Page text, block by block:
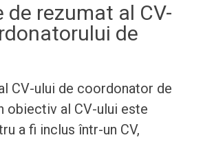
de rezumat al CV-
de
CV-ului de coordonator de
obiectiv al CV-ului este
a fi inclus într-un CV,